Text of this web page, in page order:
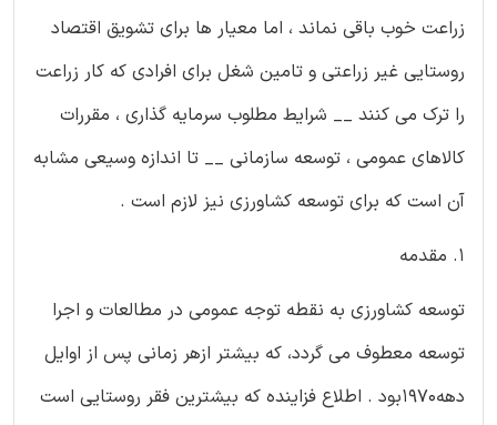
زراعت خوب باقی نماند ، اما معیار ها برای تشویق اقتصاد
روستایی غیر زراعتی و تامین شغل برای افرادی كه كار زراعت
را ترك می كنند __ شرایط مطلوب سرمایه گذاری ، مقررات
كالاهای عمومی ، توسعه سازمانی __ تا اندازه وسیعی مشابه
آن است كه برای توسعه كشاورزی نیز لازم است .
1. مقدمه
توسعه كشاورزی به نقطه توجه عمومی در مطالعات و اجرا
توسعه معطوف می گردد، كه بیشتر ازهر زمانی پس از اوایل
دهه1970بود . اطلاع فزاینده كه بیشترین فقر روستایی است